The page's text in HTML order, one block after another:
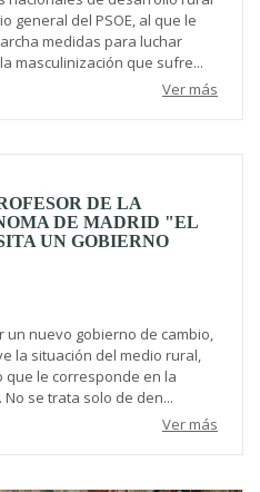
general del PSOE, al que le
medidas para luchar
masculinización que sufre...
Ver más
DE LA
DE MADRID "EL
UN GOBIERNO
nuevo gobierno de cambio,
la situación del medio rural,
le corresponde en la
se trata solo de den...
Ver más